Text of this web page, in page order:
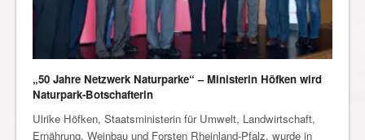
„50 Jahre Netzwerk Naturparke“ – Ministerin Höfken wird
Naturpark-Botschafterin
Ulrike Höfken, Staatsministerin für Umwelt, Landwirtschaft,
Ernährung, Weinbau und Forsten Rheinland-Pfalz, wurde in